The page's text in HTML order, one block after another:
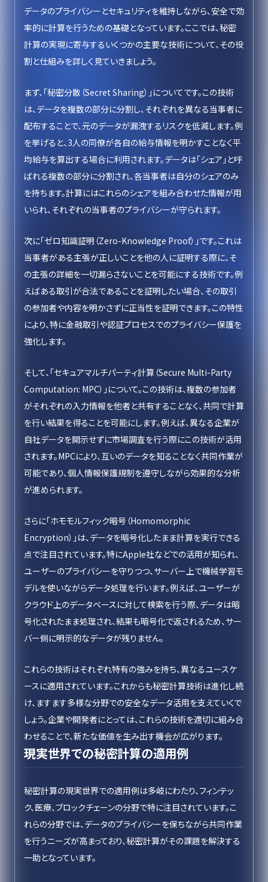
データのプライバシーとセキュリティを維持しながら、安全で効
率的に計算を行うための基礎となっています。ここでは、秘密
計算の実現に寄与するいくつかの主要な技術について、その役
割と仕組みを詳しく見ていきましょう。
まず、「秘密分散（Secret Sharing）」についてです。この技術
は、データを複数の部分に分割し、それぞれを異なる当事者に
配布することで、元のデータが漏洩するリスクを低減します。例
を挙げると、3人の同僚が各自の給与情報を明かすことなく平
均給与を算出する場合に利用されます。データは「シェア」と呼
ばれる複数の部分に分割され、各当事者は自分のシェアのみ
を持ちます。計算にはこれらのシェアを組み合わせた情報が用
いられ、それぞれの当事者のプライバシーが守られます。
次に「ゼロ知識証明（Zero-Knowledge Proof）」です。これは
当事者がある主張が正しいことを他の人に証明する際に、そ
の主張の詳細を一切漏らさないことを可能にする技術です。例
えばある取引が合法であることを証明したい場合、その取引
の参加者や内容を明かさずに正当性を証明できます。この特性
により、特に金融取引や認証プロセスでのプライバシー保護を
強化します。
そして、「セキュアマルチパーティ計算（Secure Multi-Party
Computation: MPC）」について。この技術は、複数の参加者
がそれぞれの入力情報を他者と共有することなく、共同で計算
を行い結果を得ることを可能にします。例えば、異なる企業が
自社データを開示せずに市場調査を行う際にこの技術が活用
されます。MPCにより、互いのデータを知ることなく共同作業が
可能であり、個人情報保護規制を遵守しながら効果的な分析
が進められます。
さらに「ホモモルフィック暗号（Homomorphic
Encryption）」は、データを暗号化したまま計算を実行できる
点で注目されています。特にApple社などでの活用が知られ、
ユーザーのプライバシーを守りつつ、サーバー上で機械学習モ
デルを使いながらデータ処理を行います。例えば、ユーザーが
クラウド上のデータベースに対して検索を行う際、データは暗
号化されたまま処理され、結果も暗号化で返されるため、サー
バー側に明示的なデータが残りません。
これらの技術はそれぞれ特有の強みを持ち、異なるユースケ
ースに適用されています。これからも秘密計算技術は進化し続
け、ますます多様な分野での安全なデータ活用を支えていくで
しょう。企業や開発者にとっては、これらの技術を適切に組み合
わせることで、新たな価値を生み出す機会が広がります。
現実世界での秘密計算の適用例
秘密計算の現実世界での適用例は多岐にわたり、フィンテッ
ク、医療、ブロックチェーンの分野で特に注目されています。こ
れらの分野では、データのプライバシーを保ちながら共同作業
を行うニーズが高まっており、秘密計算がその課題を解決する
一助となっています。